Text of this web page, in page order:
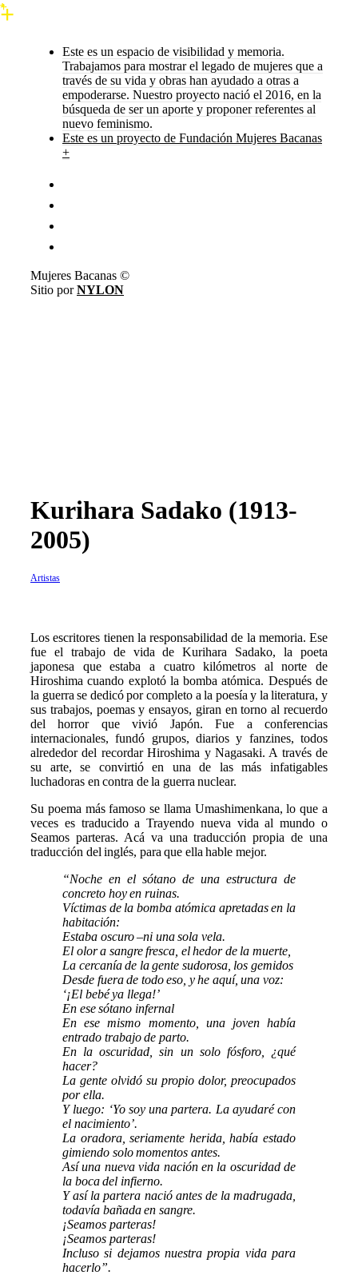
Este es un espacio de visibilidad y memoria.
Trabajamos para mostrar el legado de mujeres que a
través de su vida y obras han ayudado a otras a
empoderarse. Nuestro proyecto nació el 2016, en la
búsqueda de ser un aporte y proponer referentes al
nuevo feminismo.
Este es un proyecto de Fundación Mujeres Bacanas
+
Mujeres Bacanas ©
Sitio porNYLON
Kurihara Sadako (1913-
2005)
Artistas
Los escritores tienen la responsabilidad de la memoria. Ese
fue el trabajo de vida de Kurihara Sadako, la poeta
japonesa que estaba a cuatro kilómetros al norte de
Hiroshima cuando explotó la bomba atómica. Después de
la guerra se dedicó por completo a la poesía y la literatura, y
sus trabajos, poemas y ensayos, giran en torno al recuerdo
del horror que vivió Japón. Fue a conferencias
internacionales, fundó grupos, diarios y fanzines, todos
alrededor del recordar Hiroshima y Nagasaki. A través de
su arte, se convirtió en una de las más infatigables
luchadoras en contra de la guerra nuclear.
Su poema más famoso se llama Umashimenkana, lo que a
veces es traducido a Trayendo nueva vida al mundo o
Seamos parteras. Acá va una traducción propia de una
traducción del inglés, para que ella hable mejor.
“Noche en el sótano de una estructura de
concreto hoy en ruinas.
Víctimas de la bomba atómica apretadas en la
habitación:
Estaba oscuro –ni una sola vela.
El olor a sangre fresca, el hedor de la muerte,
La cercanía de la gente sudorosa, los gemidos
Desde fuera de todo eso, y he aquí, una voz:
‘¡El bebé ya llega!’
En ese sótano infernal
En ese mismo momento, una joven había
entrado trabajo de parto.
En la oscuridad, sin un solo fósforo, ¿qué
hacer?
La gente olvidó su propio dolor, preocupados
por ella.
Y luego: ‘Yo soy una partera. La ayudaré con
el nacimiento’.
La oradora, seriamente herida, había estado
gimiendo solo momentos antes.
Así una nueva vida nación en la oscuridad de
la boca del infierno.
Y así la partera nació antes de la madrugada,
todavía bañada en sangre.
¡Seamos parteras!
¡Seamos parteras!
Incluso si dejamos nuestra propia vida para
hacerlo”.